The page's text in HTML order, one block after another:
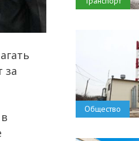
за
Общество